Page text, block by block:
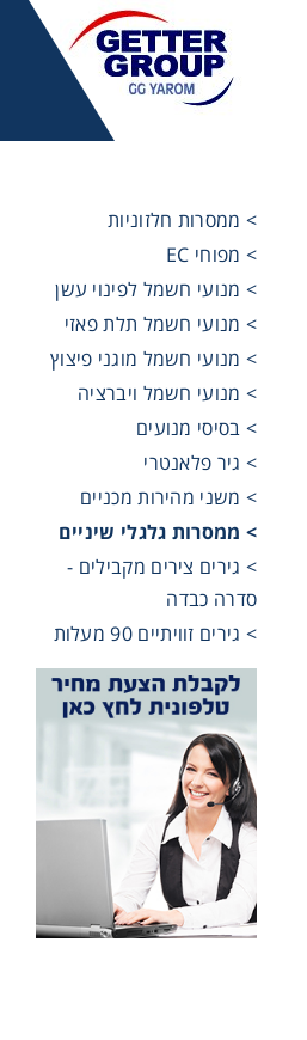
> ממסרות חלזוניות
> מפוחי EC
> מנועי חשמל לפינוי עשן
> מנועי חשמל תלת פאזי
> מנועי חשמל מוגני פיצוץ
> מנועי חשמל ויברציה
> בסיסי מנועים
> גיר פלאנטרי
> משני מהירות מכניים
> ממסרות גלגלי שיניים
> גירים צירים מקבילים -
סדרה כבדה
> גירים זוויתיים 90 מעלות